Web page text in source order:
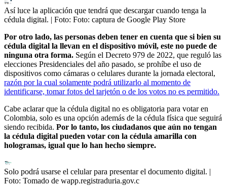
Así luce la aplicación que tendrá que descargar cuando tenga la
cédula digital. | Foto: Foto: captura de Google Play Store
Por otro lado, las personas deben tener en cuenta que si bien su
cédula digital la llevan en el dispositivo móvil, este no puede de
ninguna otra forma. Según el Decreto 979 de 2022, que reguló las
elecciones Presidenciales del año pasado, se prohíbe el uso de
dispositivos como cámaras o celulares durante la jornada electoral,
razón por la cual solamente podrá utilizarlo al momento de
identificarse, tomar fotos del tarjetón o de los votos no es permitido.
Cabe aclarar que la cédula digital no es obligatoria para votar en
Colombia, solo es una opción además de la cédula física que seguirá
siendo recibida. Por lo tanto, los ciudadanos que aún no tengan
la cédula digital pueden votar con la cédula amarilla con
hologramas, igual que lo han hecho siempre.
Solo podrá usarse el celular para presentar el documento digital. |
Foto: Tomado de wapp.registraduria.gov.c